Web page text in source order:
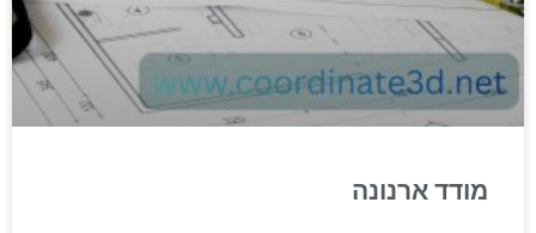
מודד ארנונה